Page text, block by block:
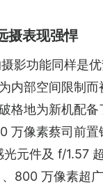
摄表现强悍
影功能同样是
内部空间限制
格地为新机配
万像素蔡司前置
元件及 f/1.57
800 万像素超